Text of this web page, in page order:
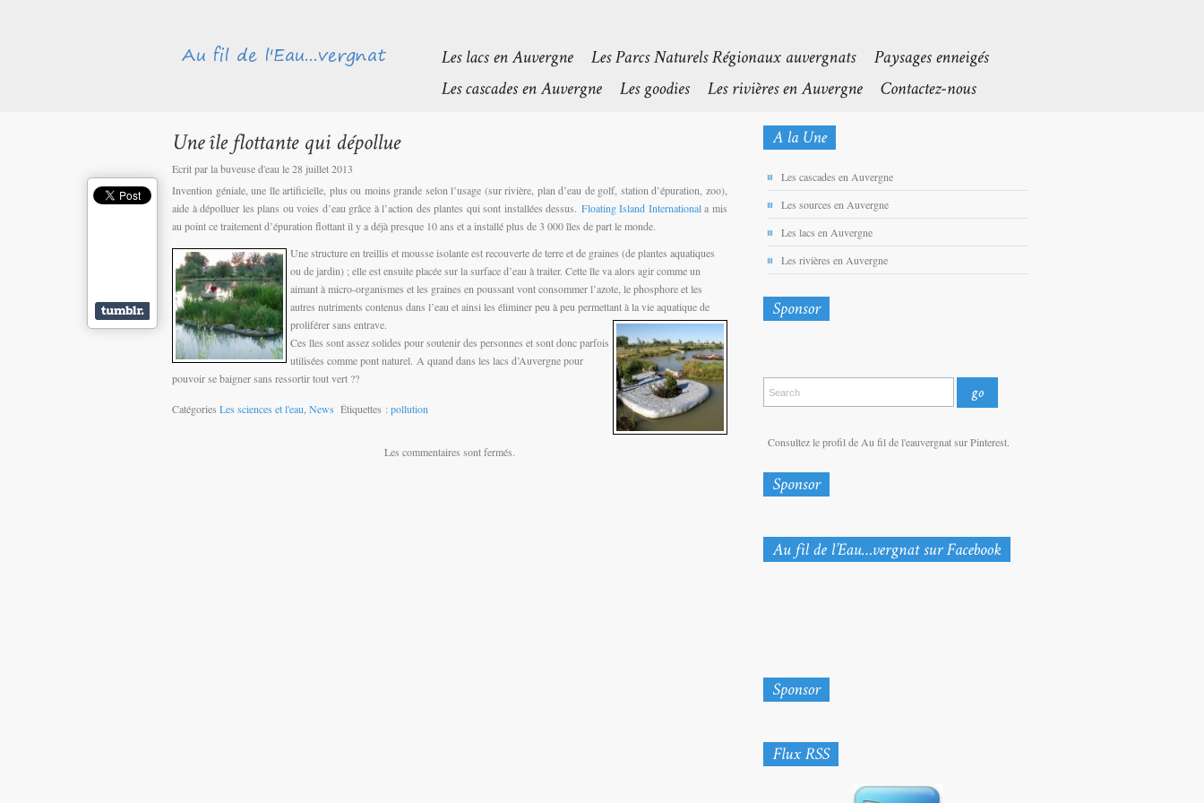
Ecrit par la buveuse d'eau le 28 juillet 2013
Invention géniale, une île artificielle, plus ou moins grande selon l’usage (sur rivière, plan d’eau de golf, station d’épuration, zoo),
aide à dépolluer les plans ou voies d’eau grâce à l’action des plantes qui sont installées dessus. Floating Island Internationala mis
au point ce traitement d’épuration flottant il y a déjà presque 10 ans et a installé plus de 3 000 îles de part le monde.
Une structure en treillis et mousse isolante est recouverte de terre et de graines (de plantes aquatiques
ou de jardin) ; elle est ensuite placée sur la surface d’eau à traiter. Cette île va alors agir comme un
aimant à micro-organismes et les graines en poussant vont consommer l’azote, le phosphore et les
autres nutriments contenus dans l’eau et ainsi les éliminer peu à peu permettant à la vie aquatique de
proliférer sans entrave.
Ces îles sont assez solides pour soutenir des personnes et sont donc parfois
utilisées comme pont naturel. A quand dans les lacs d’Auvergne pour
pouvoir se baigner sans ressortir tout vert ??
Catégories Les sciences et l'eau News Étiquettes : pollution
Les commentaires sont fermés.
Les cascades en Auvergne
Les sources en Auvergne
Les lacs en Auvergne
Les rivières en Auvergne
Consultez le profil de Au fil de l'eauvergnat sur Pinterest.